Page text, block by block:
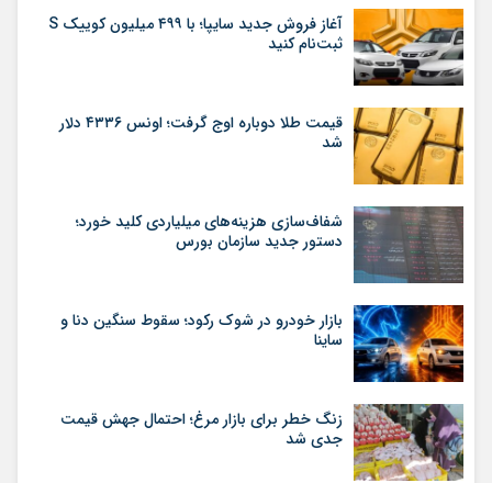
آغاز فروش جدید سایپا؛ با ۴۹۹ میلیون کوییک S
ثبت‌نام کنید
قیمت طلا دوباره اوج گرفت؛ اونس ۴۳۳۶ دلار
شد
شفاف‌سازی هزینه‌های میلیاردی کلید خورد؛
دستور جدید سازمان بورس
بازار خودرو در شوک رکود؛ سقوط سنگین دنا و
ساینا
زنگ خطر برای بازار مرغ؛ احتمال جهش قیمت
جدی شد